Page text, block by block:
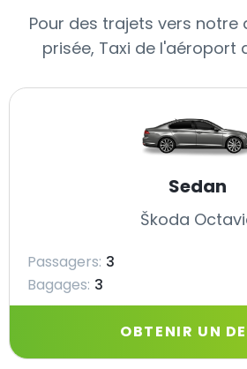
Pour des trajets vers notre
prisée, Taxi de l'aéroport
Sedan
Škoda
Passagers: 3
Bagages: 3
OBTENIR UN